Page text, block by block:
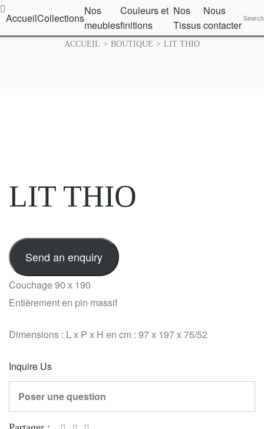
AccueilCollections
Nos
meubles
Couleurs et
finitions
Nos
Tissus
Nous
contacter
Search
ACCUEIL > BOUTIQUE > LIT THIO
LIT THIO
Send an enquiry
Couchage 90 x 190
Entièrement en pin massif
Dimensions : L x P x H en cm : 97 x 197 x 75/52
Inquire Us
Poser une question
Nos
Tissus
Nous
contacter
Search